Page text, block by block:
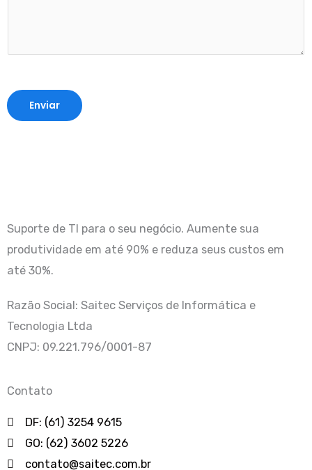
Enviar
Suporte de TI para o seu negócio. Aumente sua
produtividade em até 90% e reduza seus custos em
até 30%.
Razão Social: Saitec Serviços de Informática e
Tecnologia Ltda
CNPJ: 09.221.796/0001-87
Contato
DF: (61) 3254 9615
GO: (62) 3602 5226
contato@saitec.com.br